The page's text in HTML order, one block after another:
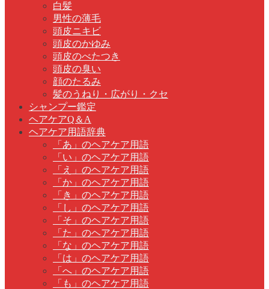
白髪
男性の薄毛
頭皮ニキビ
頭皮のかゆみ
頭皮のべたつき
頭皮の臭い
顔のたるみ
髪のうねり・広がり・クセ
シャンプー鑑定
ヘアケアQ＆A
ヘアケア用語辞典
「あ」のヘアケア用語
「い」のヘアケア用語
「え」のヘアケア用語
「か」のヘアケア用語
「き」のヘアケア用語
「し」のヘアケア用語
「そ」のヘアケア用語
「た」のヘアケア用語
「な」のヘアケア用語
「は」のヘアケア用語
「へ」のヘアケア用語
「も」のヘアケア用語